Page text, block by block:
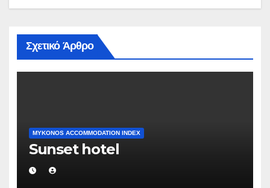
Σχετικό Άρθρο
MYKONOS ACCOMMODATION INDEX
Sunset hotel